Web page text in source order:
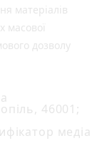
матеріалів
масової
дозволу
46001;
медіа